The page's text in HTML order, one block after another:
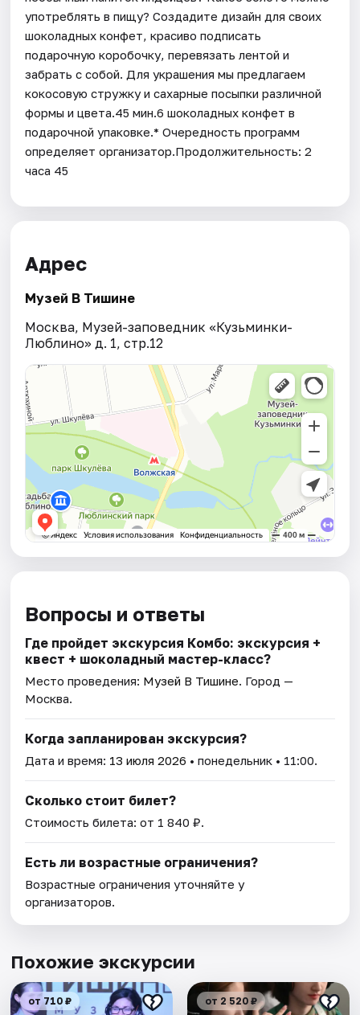
употреблять в пищу? Создадите дизайн для своих
шоколадных конфет, красиво подписать
подарочную коробочку, перевязать лентой и
забрать с собой. Для украшения мы предлагаем
кокосовую стружку и сахарные посыпки различной
формы и цвета.45 мин.6 шоколадных конфет в
подарочной упаковке.* Очередность программ
определяет организатор.Продолжительность: 2
часа 45
Адрес
Музей В Тишине
Москва, Музей-заповедник «Кузьминки-
Люблино» д. 1, стр.12
Вопросы и ответы
Где пройдет экскурсия Комбо: экскурсия +
квест + шоколадный мастер-класс?
Место проведения: Музей В Тишине. Город —
Москва.
Когда запланирован экскурсия?
Дата и время: 13 июля 2026 • понедельник • 11:00.
Сколько стоит билет?
Стоимость билета: от 1 840 ₽.
Есть ли возрастные ограничения?
Возрастные ограничения уточняйте у
организаторов.
Похожие экскурсии
от 710 ₽ от 2 520 ₽